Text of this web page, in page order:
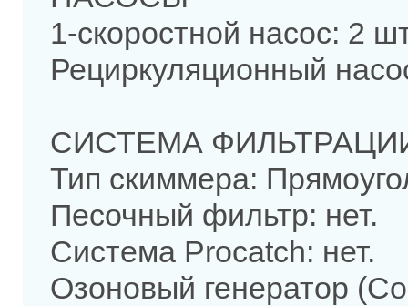
1-скоростной насос: 2
Рециркуляционный
СИСТЕМА
Тип скиммера:
Песочный фильтр: нет.
Система Procatch: нет.
Озоновый генератор